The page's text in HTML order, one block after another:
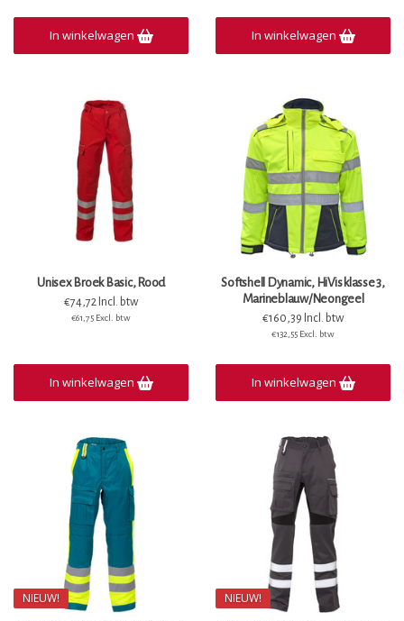
In winkelwagen In winkelwagen
Unisex Broek Basic, Rood
€74,72 Incl. btw
€61,75 Excl. btw
In winkelwagen
Softshell Dynamic, HiVis klasse 3,
Marineblauw/Neongeel
€160,39 Incl. btw
€132,55 Excl. btw
In winkelwagen
NIEUW! NIEUW!